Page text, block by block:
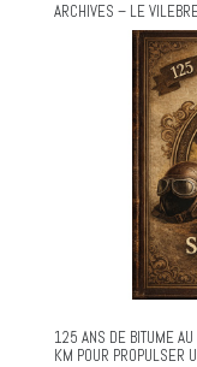
ARCHIVES – LE
125 ANS DE BITUME
KM POUR PROPULSER